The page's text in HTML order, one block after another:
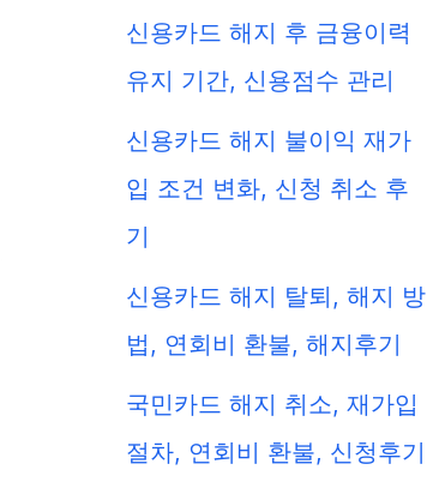
신용카드 해지 후 금융이력
유지 기간, 신용점수 관리
신용카드 해지 불이익 재가
입 조건 변화, 신청 취소 후
기
신용카드 해지 탈퇴, 해지 방
법, 연회비 환불, 해지후기
국민카드 해지 취소, 재가입
절차, 연회비 환불, 신청후기